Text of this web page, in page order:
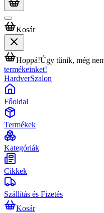
Kosár
Hoppá!Úgy tűnik, még
termékeinket!
HardverSzalon
Főoldal
Termékek
Kategóriák
Cikkek
Szállítás és Fizetés
Kosár